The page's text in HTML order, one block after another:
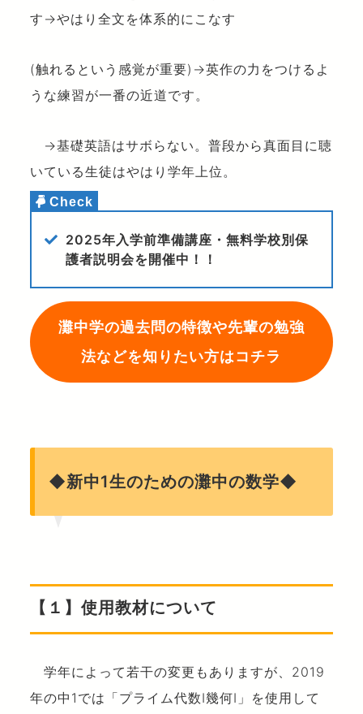
す→やはり全文を体系的にこなす
(触れるという感覚が重要)→英作の力をつけるよ
うな練習が一番の近道です。
→基礎英語はサボらない。普段から真面目に聴
いている生徒はやはり学年上位。
2025年入学前準備講座・無料学校別保
護者説明会を開催中！！
灘中学の過去問の特徴や先輩の勉強
法などを知りたい方はコチラ
◆新中1生のための灘中の数学◆
【１】使用教材について
学年によって若干の変更もありますが、2019
年の中1では「プライム代数Ⅰ幾何Ⅰ」を使用して